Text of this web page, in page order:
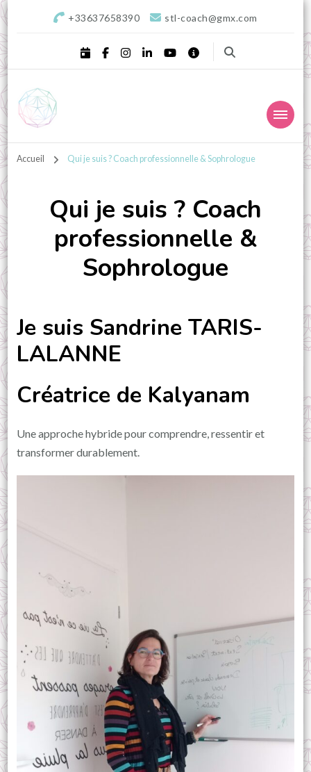
+33637658390 stl-coach@gmx.com
STL Coaching
professionnel, Sophrologie
personnel – Landes,
Aquitaine
Accueil Qui je suis ? Coach professionnelle & Sophrologue
Qui je suis ? Coach
professionnelle &
Sophrologue
Je suis Sandrine TARIS-
LALANNE
Créatrice de Kalyanam
Une approche hybride pour comprendre, ressentir et
transformer durablement.